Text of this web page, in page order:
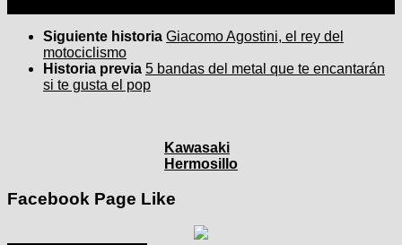
Siguiente historia Giacomo Agostini, el rey del
motociclismo
Historia previa 5 bandas del metal que te encantarán
si te gusta el pop
Kawasaki
Hermosillo
Facebook Page Like